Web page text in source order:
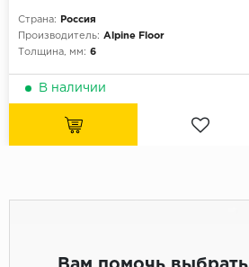
Страна:
Россия
Производитель: Alpine Floor
Толщина, мм: 6
В наличии